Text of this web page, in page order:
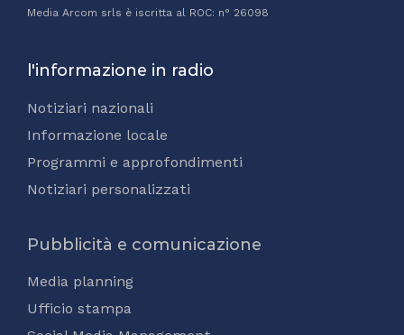
Media Arcom srls è iscritta al ROC: n° 26098
l'informazione in radio
Notiziari nazionali
Informazione locale
Programmi e approfondimenti
Notiziari personalizzati
Pubblicità e comunicazione
Media planning
Ufficio stampa